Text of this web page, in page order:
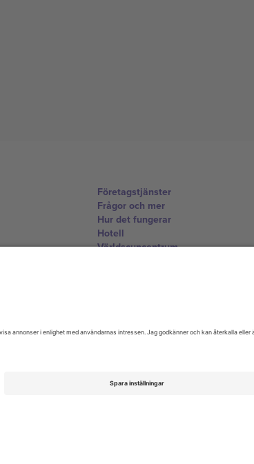
Företagstjänster
Frågor och mer
Hur det fungerar
Hotell
Världscupcentrum